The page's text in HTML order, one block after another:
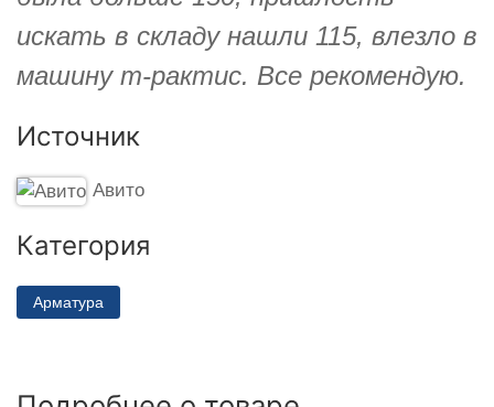
искать в складу нашли 115, влезло в
машину т-рактис. Все рекомендую.
Источник
Авито
Категория
Арматура